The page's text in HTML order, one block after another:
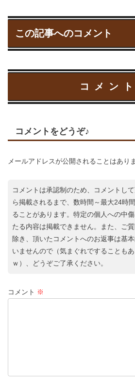
この記事へのコメント
コメント
コメントをどうぞ♪
メールアドレスが公開されることはあり
コメントは承認制のため、コメントし
ら掲載されるまで、数時間～最大24時
ることがあります。特定の個人への中
たる内容は掲載できません。また、ご
除き、頂いたコメントへのお返事は基
いませんので（気まぐれですることも
ｗ）、どうぞご了承ください。
コメント ※